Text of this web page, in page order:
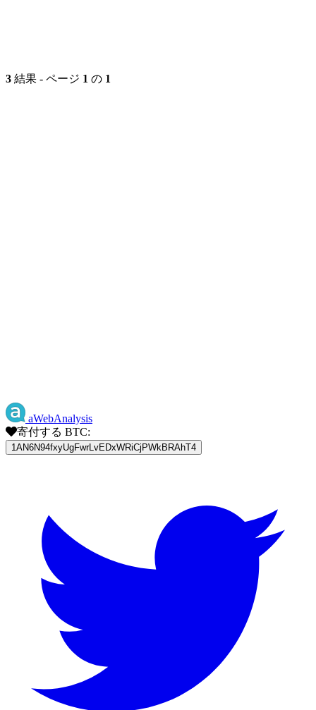
3 結果 - ページ 1 の 1
aWebAnalysis
寄付する BTC:
1AN6N94fxyUgFwrLvEDxWRiCjPWkBRAhT4